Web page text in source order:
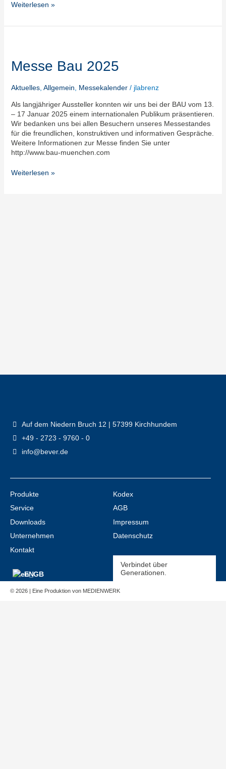
Weiterlesen »
Messe Bau 2025
Aktuelles, Allgemein, Messekalender/ jlabrenz
Als langjähriger Aussteller konnten wir uns bei der BAU vom 13.
– 17 Januar 2025 einem internationalen Publikum präsentieren.
Wir bedanken uns bei allen Besuchern unseres Messestandes
für die freundlichen, konstruktiven und informativen Gespräche.
Weitere Informationen zur Messe finden Sie unter
http://www.bau-muenchen.com
2025
Weiterlesen »
Auf dem Niedern Bruch 12 | 57399 Kirchhundem
+49 - 2723 - 9760 - 0
info@bever.de
Produkte
Service
Downloads
Unternehmen
Kontakt
EN
Kodex
AGB
Impressum
Datenschutz
Verbindet über
Generationen.
© 2026 | Eine Produktion von MEDIENWERK